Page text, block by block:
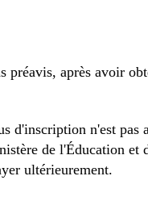
préavis, après avoir
d'inscription n'est pas
de l'Éducation et
ultérieurement.